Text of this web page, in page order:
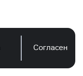
Согласен